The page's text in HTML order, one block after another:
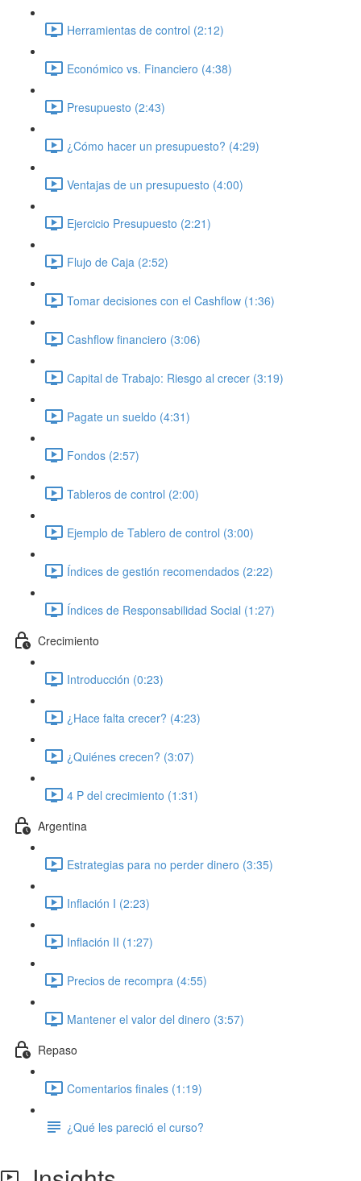
Herramientas de control (2:12)
Económico vs. Financiero (4:38)
Presupuesto (2:43)
¿Cómo hacer un presupuesto? (4:29)
Ventajas de un presupuesto (4:00)
Ejercicio Presupuesto (2:21)
Flujo de Caja (2:52)
Tomar decisiones con el Cashflow (1:36)
Cashflow financiero (3:06)
Capital de Trabajo: Riesgo al crecer (3:19)
Pagate un sueldo (4:31)
Fondos (2:57)
Tableros de control (2:00)
Ejemplo de Tablero de control (3:00)
Índices de gestión recomendados (2:22)
Índices de Responsabilidad Social (1:27)
Crecimiento
Introducción (0:23)
¿Hace falta crecer? (4:23)
¿Quiénes crecen? (3:07)
4 P del crecimiento (1:31)
Argentina
Estrategias para no perder dinero (3:35)
Inflación I (2:23)
Inflación II (1:27)
Precios de recompra (4:55)
Mantener el valor del dinero (3:57)
Repaso
Comentarios finales (1:19)
¿Qué les pareció el curso?